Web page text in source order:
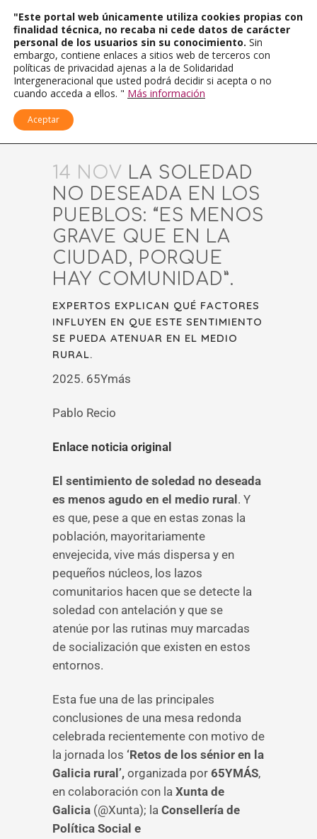
14 NOV LA SOLEDAD
NO DESEADA EN LOS
PUEBLOS: “ES MENOS
GRAVE QUE EN LA
CIUDAD, PORQUE
HAY COMUNIDAD”.
EXPERTOS EXPLICAN QUÉ FACTORES
INFLUYEN EN QUE ESTE SENTIMIENTO
SE PUEDA ATENUAR EN EL MEDIO
RURAL.
2025. 65Ymás
Pablo Recio
Enlace noticia original
El sentimiento de soledad no deseada
es menos agudo en el medio rural . Y
es que, pese a que en estas zonas la
población, mayoritariamente
envejecida, vive más dispersa y en
pequeños núcleos, los lazos
comunitarios hacen que se detecte la
soledad con antelación y que se
atenúe por las rutinas muy marcadas
de socialización que existen en estos
entornos.
Esta fue una de las principales
conclusiones de una mesa redonda
celebrada recientemente con motivo de
la jornada los ‘Retos de los sénior en la
Galicia rural’, organizada por 65YMÁS,
en colaboración con la Xunta de
Galicia (@Xunta); la Consellería de
Política Social e
"Este portal web únicamente utiliza cookies propias con
finalidad técnica, no recaba ni cede datos de carácter
personal de los usuarios sin su conocimiento. Sin
embargo, contiene enlaces a sitios web de terceros con
políticas de privacidad ajenas a la de Solidaridad
Intergeneracional que usted podrá decidir si acepta o no
cuando acceda a ellos. " Más información
Aceptar